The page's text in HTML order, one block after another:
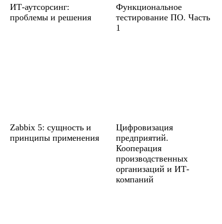
ИТ-аутсорсинг:
проблемы и решения
Функциональное
тестирование ПО. Часть
1
Zabbix 5: сущность и
принципы применения
Цифровизация
предприятий.
Кооперация
производственных
организаций и ИТ-
компаний